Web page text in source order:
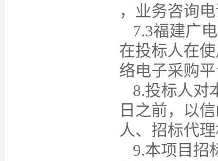
，业务咨询
7.3福建广
在投标人在
络电子采购
8.投标人对
日之前，以
人、招标代
9.本项目招